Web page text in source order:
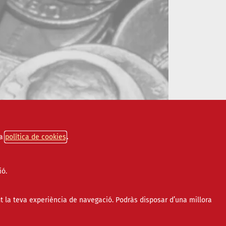
política de cookies
teva experiència de navegació. Podràs disposar d’una millora